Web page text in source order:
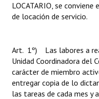
LOCATARIO, se
de locación de servicio.
Art. 1º) Las labores a
Unidad Coordinadora del
carácter de miembro
entregar copia de lo
las tareas de cada mes y